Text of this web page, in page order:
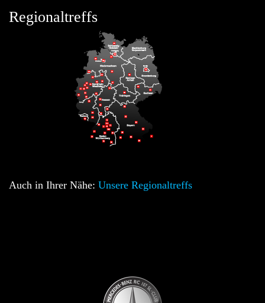
Regionaltreffs
Auch in Ihrer Nähe: Unsere Regionaltreffs